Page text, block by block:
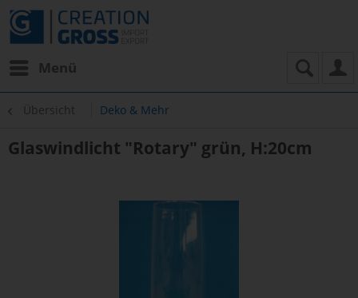
Menü
Übersicht Deko & Mehr
Glaswindlicht "Rotary" grün, H:20cm